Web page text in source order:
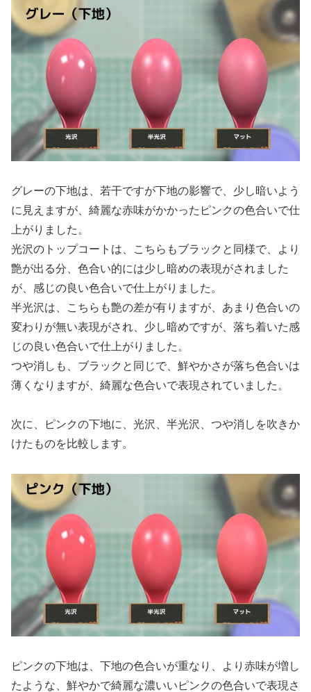
グレーの下地は、若干ですが下地の影響で、少し暗いよう
に見えますが、綺麗な赤味がかかったピンクの色合いで仕
上がりました。
光沢のトップコートは、こちらもブラックと同様で、より
艶が出る分、色合い的には少し暗めの表現がされました
が、感じの良い色合いで仕上がりました。
半光沢は、こちらも艶の差が有りますが、あまり色合いの
変わりが無い表現がされ、少し暗めですが、落ち着いた感
じの良い色合いで仕上がりました。
つや消しも、ブラックと同じで、鮮やかさが落ち色合いは
薄くなりますが、綺麗な色合いで表現されていました。
次に、ピンクの下地に、光沢、半光沢、つや消しを吹きか
けたものを比較します。
ピンクの下地は、下地の色合いが重なり、より赤味が増し
たような、鮮やかで綺麗な濃いいピンクの色合いで表現さ